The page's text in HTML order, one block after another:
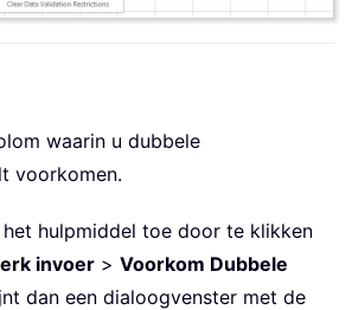
waarin u dubbele
voorkomen.
het hulpmiddel toe door te klikken
invoer > Voorkom Dubbele
dan een dialoogvenster met de